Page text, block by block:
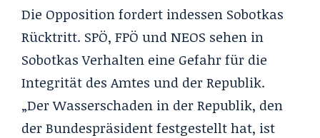
Die Opposition fordert indessen Sobotkas
Rücktritt. SPÖ, FPÖ und NEOS sehen in
Sobotkas Verhalten eine Gefahr für die
Integrität des Amtes und der Republik.
„Der Wasserschaden in der Republik, den
der Bundespräsident festgestellt hat, ist